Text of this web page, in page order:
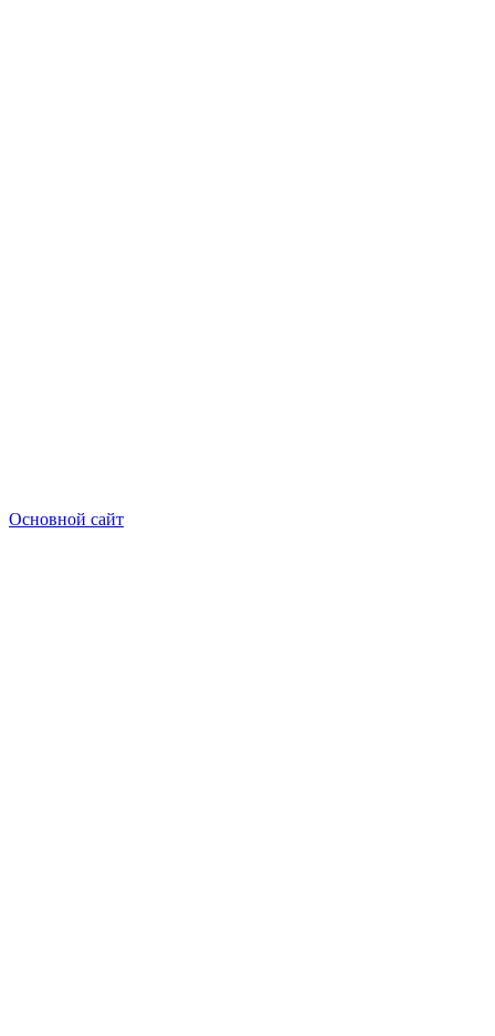
Основной сайт